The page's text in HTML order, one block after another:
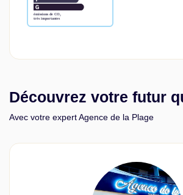
Découvrez votre futur
Avec votre expert Agence de la Plage